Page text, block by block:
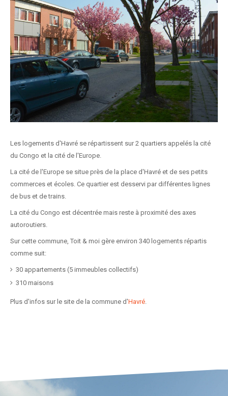
Les logements d'Havré se répartissent sur 2 quartiers appelés la cité
du Congo et la cité de l'Europe.
La cité de l'Europe se situe près de la place d'Havré et de ses petits
commerces et écoles. Ce quartier est desservi par différentes lignes
de bus et de trains.
La cité du Congo est décentrée mais reste à proximité des axes
autoroutiers.
Sur cette commune, Toit & moi gère environ 340 logements répartis
comme suit:
30 appartements (5 immeubles collectifs)
310 maisons
Plus d'infos sur le site de la commune d'Havré.